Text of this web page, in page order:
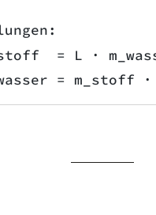
= L ·
= m_stoff ·